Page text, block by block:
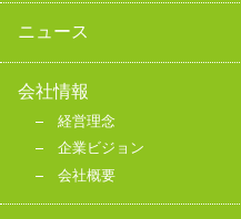
ニュース
会社情報
経営理念
企業ビジョン
会社概要